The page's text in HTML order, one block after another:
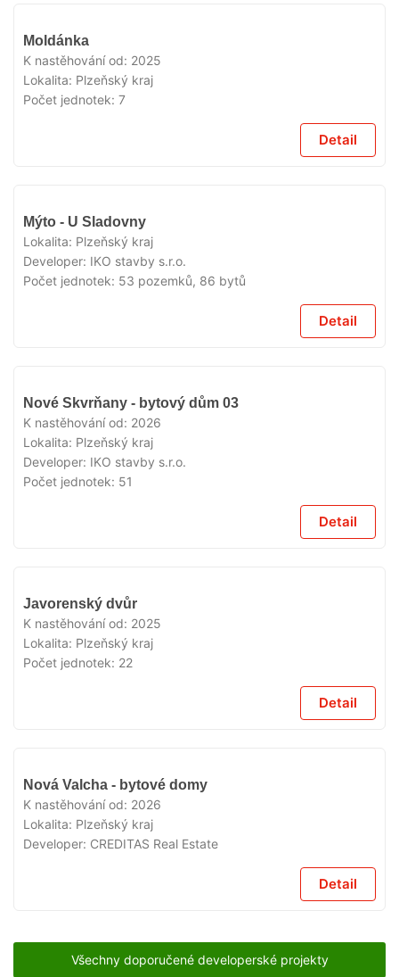
Moldánka
K nastěhování od: 2025
Lokalita: Plzeňský kraj
Počet jednotek: 7
Detail
Mýto - U Sladovny
Lokalita: Plzeňský kraj
Developer: IKO stavby s.r.o.
Počet jednotek: 53 pozemků, 86 bytů
Detail
V
Nové Skvrňany - bytový dům 03
K nastěhování od: 2026
Lokalita: Plzeňský kraj
Developer: IKO stavby s.r.o.
Počet jednotek: 51
Detail
Javorenský dvůr
K nastěhování od: 2025
Lokalita: Plzeňský kraj
Počet jednotek: 22
Detail
Nová Valcha - bytové domy
K nastěhování od: 2026
Lokalita: Plzeňský kraj
Developer: CREDITAS Real Estate
Detail
Všechny doporučené developerské projekty